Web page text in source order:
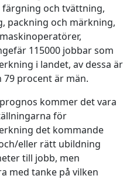
och tvättning,
packning och märkning,
115000 jobbar som
i landet, av dessa är
procent är män.
kommer det vara
för
det kommande
eller rätt ubildning
till jobb, men
med tanke på vilken